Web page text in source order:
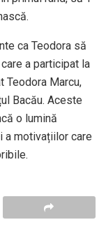
ca Teodora să
a participat la
Teodora Marcu,
Bacău. Aceste
o lumină
a motivațiilor care